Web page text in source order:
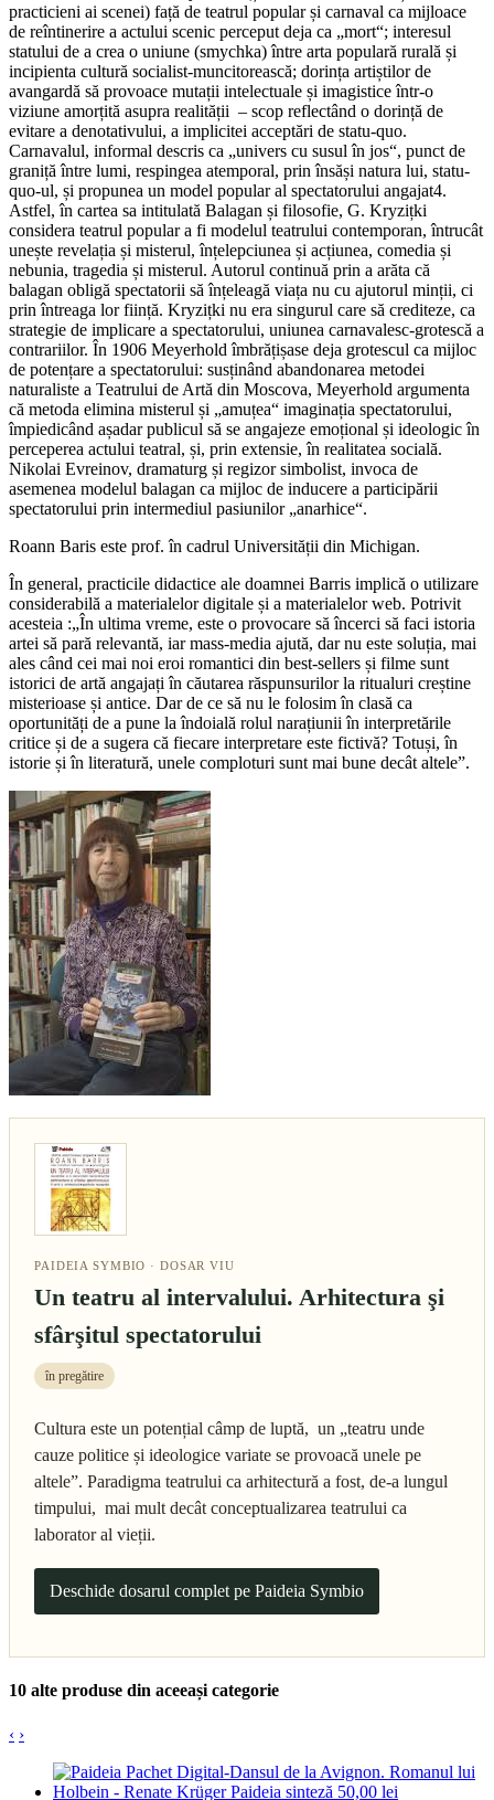
practicieni ai scenei) față de teatrul popular și carnaval ca mijloace
de reîntinerire a actului scenic perceput deja ca „mort“; interesul
statului de a crea o uniune (smychka) între arta populară rurală și
incipienta cultură socialist-muncitorească; dorința artiștilor de
avangardă să provoace mutații intelectuale și imagistice într-o
viziune amorțită asupra realității – scop reflectând o dorință de
evitare a denotativului, a implicitei acceptări de statu-quo.
Carnavalul, informal descris ca „univers cu susul în jos“, punct de
graniță între lumi, respingea atemporal, prin însăși natura lui, statu-
quo-ul, și propunea un model popular al spectatorului angajat4.
Astfel, în cartea sa intitulată Balagan și filosofie, G. Kryzițki
considera teatrul popular a fi modelul teatrului contemporan, întrucât
unește revelația și misterul, înțelepciunea și acțiunea, comedia și
nebunia, tragedia și misterul. Autorul continuă prin a arăta că
balagan obligă spectatorii să înțeleagă viața nu cu ajutorul minții, ci
prin întreaga lor ființă. Kryzițki nu era singurul care să crediteze, ca
strategie de implicare a spectatorului, uniunea carnavalesc-grotescă a
contrariilor. În 1906 Meyerhold îmbrățișase deja grotescul ca mijloc
de potențare a spectatorului: susținând abandonarea metodei
naturaliste a Teatrului de Artă din Moscova, Meyerhold argumenta
că metoda elimina misterul și „amuțea“ imaginația spectatorului,
împiedicând așadar publicul să se angajeze emoțional și ideologic în
perceperea actului teatral, și, prin extensie, în realitatea socială.
Nikolai Evreinov, dramaturg și regizor simbolist, invoca de
asemenea modelul balagan ca mijloc de inducere a participării
spectatorului prin intermediul pasiunilor „anarhice“.
Roann Baris este prof. în cadrul Universității din Michigan.
În general, practicile didactice ale doamnei Barris implică o utilizare
considerabilă a materialelor digitale și a materialelor web. Potrivit
acesteia :„În ultima vreme, este o provocare să încerci să faci istoria
artei să pară relevantă, iar mass-media ajută, dar nu este soluția, mai
ales când cei mai noi eroi romantici din best-sellers și filme sunt
istorici de artă angajați în căutarea răspunsurilor la ritualuri creștine
misterioase și antice. Dar de ce să nu le folosim în clasă ca
oportunități de a pune la îndoială rolul narațiunii în interpretările
critice și de a sugera că fiecare interpretare este fictivă? Totuși, în
istorie și în literatură, unele comploturi sunt mai bune decât altele”.
PAIDEIA SYMBIO · DOSAR VIU
Un teatru al intervalului. Arhitectura şi
sfârşitul spectatorului
în pregătire
Cultura este un potențial câmp de luptă, un „teatru unde
cauze politice și ideologice variate se provoacă unele pe
altele”. Paradigma teatrului ca arhitectură a fost, de-a lungul
timpului, mai mult decât conceptualizarea teatrului ca
laborator al vieții.
Deschide dosarul complet pe Paideia Symbio
10 alte produse din aceeași categorie
‹ ›